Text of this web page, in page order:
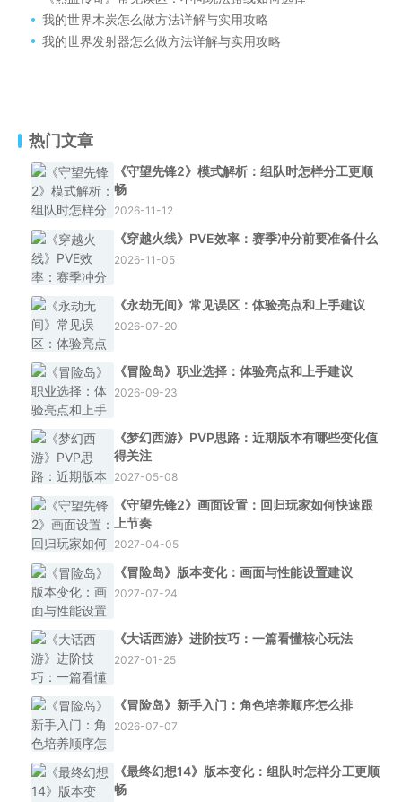
我的世界木炭怎么做方法详解与实用攻略
我的世界发射器怎么做方法详解与实用攻略
热门文章
《守望先锋2》模式解析：组队时怎样分工更顺
畅
2026-11-12
《穿越火线》PVE效率：赛季冲分前要准备什么
2026-11-05
《永劫无间》常见误区：体验亮点和上手建议
2026-07-20
《冒险岛》职业选择：体验亮点和上手建议
2026-09-23
《梦幻西游》PVP思路：近期版本有哪些变化值
得关注
2027-05-08
《守望先锋2》画面设置：回归玩家如何快速跟
上节奏
2027-04-05
《冒险岛》版本变化：画面与性能设置建议
2027-07-24
《大话西游》进阶技巧：一篇看懂核心玩法
2027-01-25
《冒险岛》新手入门：角色培养顺序怎么排
2026-07-07
《最终幻想14》版本变化：组队时怎样分工更顺
畅